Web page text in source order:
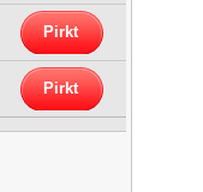
Pirkt
Pirkt